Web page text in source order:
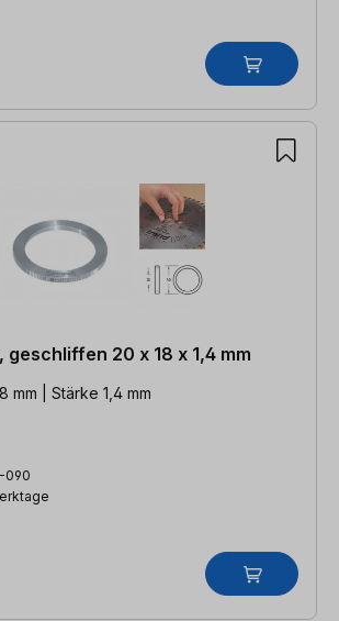
geschliffen 20 x 18 x 1,4 mm
mm | Stärke 1,4 mm
090